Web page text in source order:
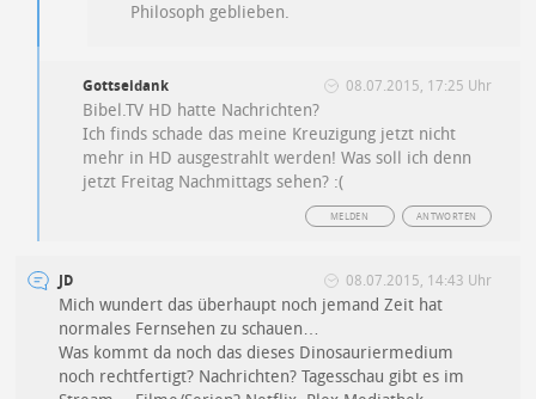
Philosoph geblieben.
Gottseidank 08.07.2015, 17:25 Uhr
Bibel.TV HD hatte Nachrichten?
Ich finds schade das meine Kreuzigung jetzt nicht
mehr in HD ausgestrahlt werden! Was soll ich denn
jetzt Freitag Nachmittags sehen? :(
ANTWORTEN
MELDEN
JD 08.07.2015, 14:43 Uhr
Mich wundert das überhaupt noch jemand Zeit hat
normales Fernsehen zu schauen…
Was kommt da noch das dieses Dinosauriermedium
noch rechtfertigt? Nachrichten? Tagesschau gibt es im